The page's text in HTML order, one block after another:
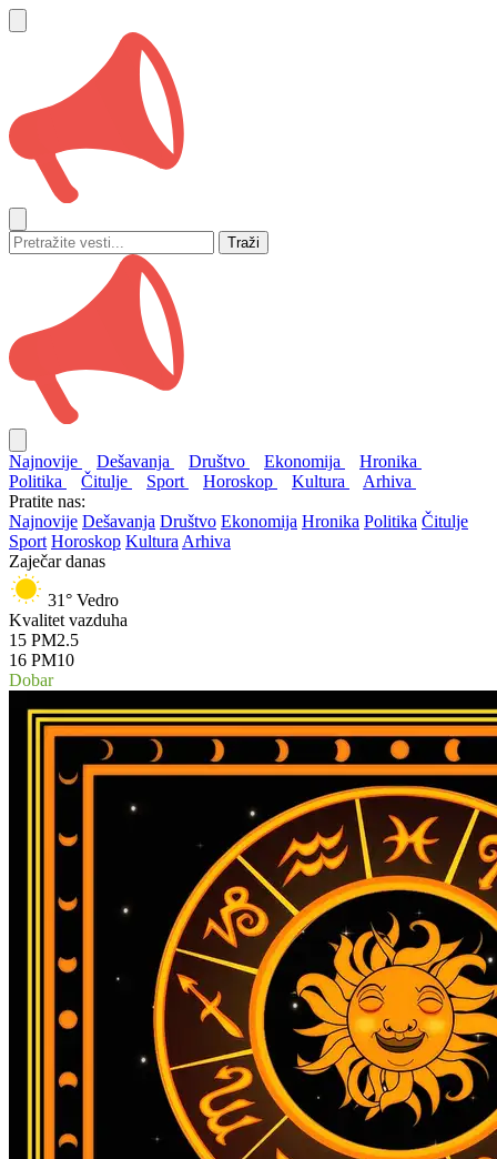
Traži
Najnovije Dešavanja Društvo Ekonomija
Hronika
Politika
Čitulje Sport Horoskop Kultura
Arhiva
Pratite nas:
Najnovije Dešavanja Društvo Ekonomija Hronika Politika Čitulje
Sport Horoskop Kultura Arhiva
Zaječar danas
31° Vedro
Kvalitet vazduha
15 PM2.5
16 PM10
Dobar